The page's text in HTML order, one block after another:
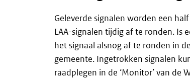
Geleverde signalen worden een
LAA-signalen tijdig af te ronden. Is
het signaal alsnog af te ronden in
gemeente. Ingetrokken signalen
raadplegen in de ‘Monitor’ van de